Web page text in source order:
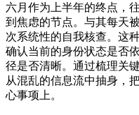
六月作为上半年的终点，
到焦虑的节点。与其每天
次系统性的自我核查。这
确认当前的身份状态是否
径是否清晰。通过梳理关
从混乱的信息流中抽身，
心事项上。